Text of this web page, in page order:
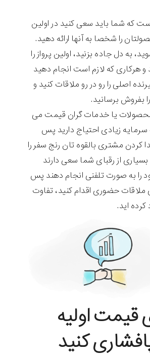
که شما باید سعی کنید در اولین
را شخصا به آنها ارائه دهید.
به دل جاده بزنید، اولین پرواز را
و هرکاری که لازم است انجام دهید
اصلی را رو در رو ملاقات کنید و
بفروش برسانید.
یا خدمات گران قیمت می
سرمایه زیادی احتیاج دارید پس
کردن مشتری بالقوه تان رنج سفر را
از رقبای شما سعی دارند
را به صورت تلفنی انجام دهند پس
ملاقات حضوری اقدام کنید، تفاوت
اید.
قیمت اولیه
کنید